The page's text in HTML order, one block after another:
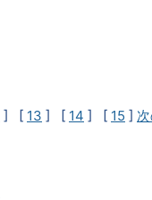
] [ 13 ] [ 14 ] [ 15 ]